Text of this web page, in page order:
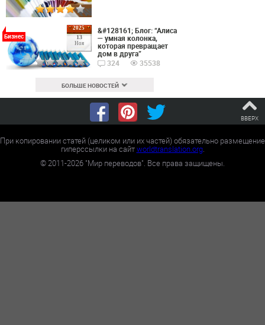
2025
13
Ноя
Бизнес
&#128161; Блог: “Алиса
— умная колонка,
которая превращает
дом в друга”
324
35538
БОЛЬШЕ НОВОСТЕЙ
ВВЕРХ
При копировании статей (целиком или их частей) обязательно размещение
гиперссылки на сайтworldtranslation.org.
©2011-2026 "Мир переводов". Все права защищены.